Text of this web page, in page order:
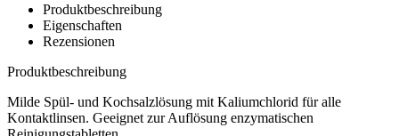
Produktbeschreibung
Eigenschaften
Rezensionen
Produktbeschreibung
Milde Spül- und Kochsalzlösung mit Kaliumchlorid für alle
Kontaktlinsen. Geeignet zur Auflösung enzymatischen